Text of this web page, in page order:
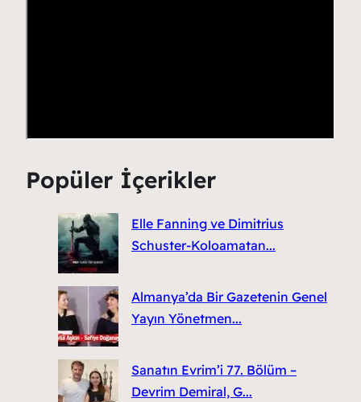
Popüler İçerikler
Elle Fanning ve Dimitrius
Schuster-Koloamatan...
Almanya’da Bir Gazetenin Genel
Yayın Yönetmen...
Sanatın Evrim’i 77. Bölüm –
Devrim Demiral, G...